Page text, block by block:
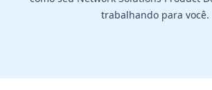
trabalhando para você.